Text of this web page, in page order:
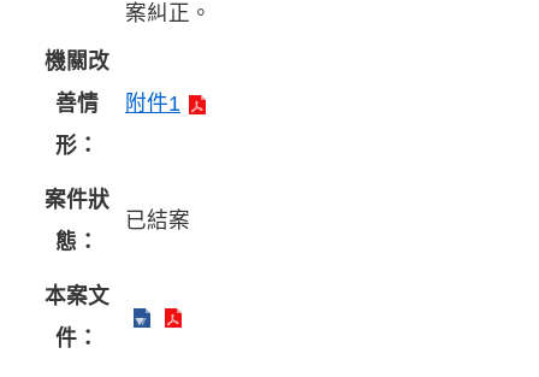
案糾正。
機關改
善情
形：
附件1
案件狀
態：
已結案
本案文
件：